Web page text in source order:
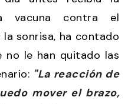
vacuna contra el
sonrisa, ha contado
no le han quitado las
"La reacción de
mover el brazo,